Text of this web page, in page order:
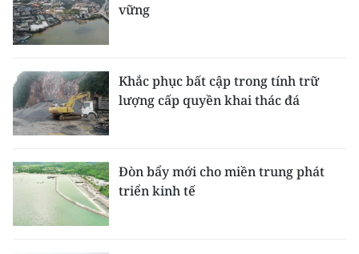
Media Thế giới
Media Giáo dục
Media Y tế
Media Khoa học - Công nghệ
Media Môi trường
vững
Khắc phục bất cập trong tính trữ
lượng cấp quyền khai thác đá
Đòn bẩy mới cho miền trung phát
triển kinh tế